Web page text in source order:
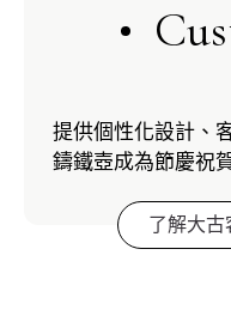
提供個性化設計、
鑄鐵壺成為節慶祝
了解大古